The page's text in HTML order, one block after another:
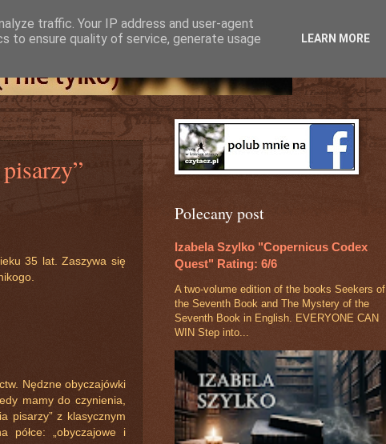
35 lat. Zaszywa się
Nędzne obyczajówki
mamy do czynienia,
pisarzy” z klasycznym
półce: „obyczajowe i
Polecany post
Izabela Szylko "Copernicus Codex
Quest" Rating: 6/6
A two‑volume edition of the books Seekers of
the Seventh Book and The Mystery of the
Seventh Book in English. EVERYONE CAN
WIN Step into...
traffic. Your IP address and user-agent
to ensure quality of service, generate usage
LEARN MORE